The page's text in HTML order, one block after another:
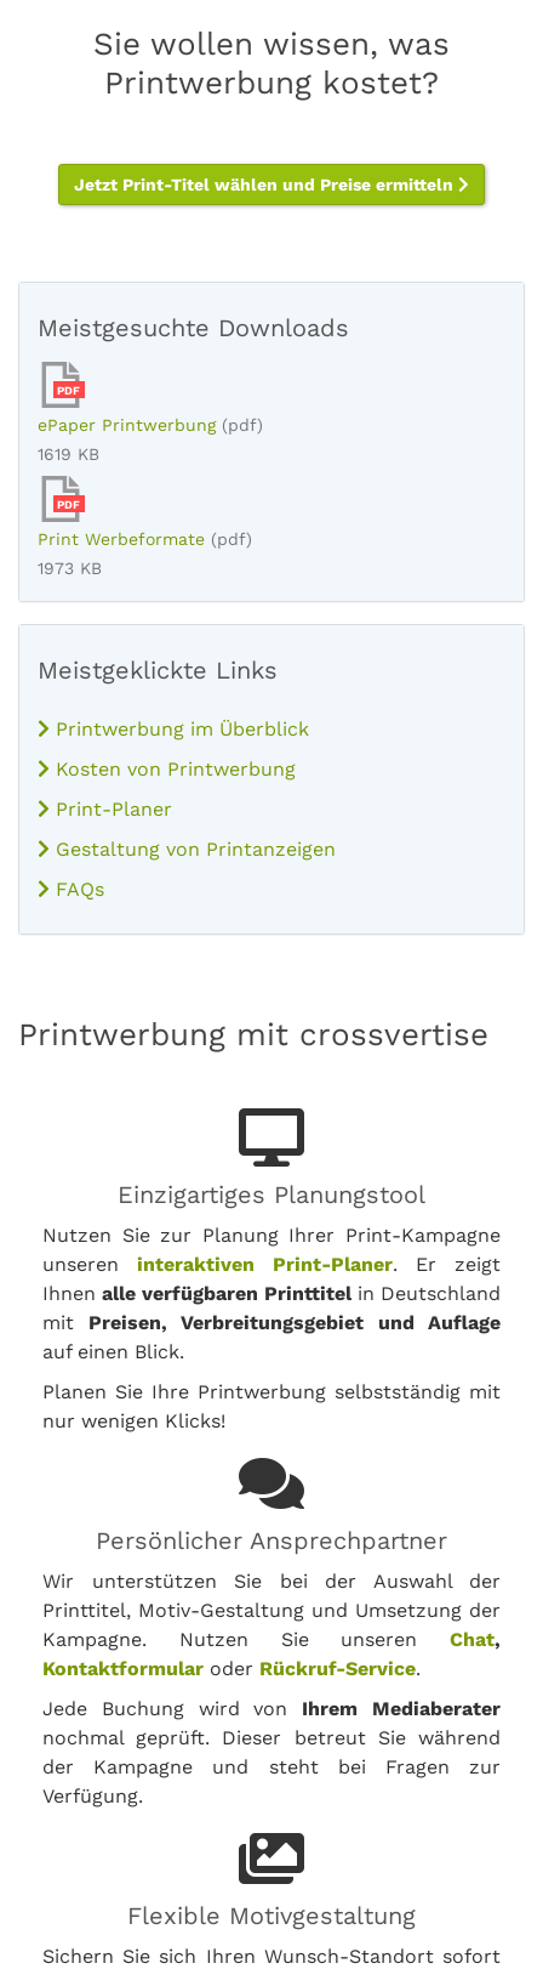
Sie wollen wissen, was
Printwerbung kostet?
Jetzt Print-Titel wählen und Preise ermitteln
Meistgesuchte Downloads
PDF
ePaper Printwerbung (pdf)
1619 KB
PDF
Print Werbeformate (pdf)
1973 KB
Meistgeklickte Links
Printwerbung im Überblick
Kosten von Printwerbung
Print-Planer
Gestaltung von Printanzeigen
FAQs
Printwerbung mit crossvertise
Einzigartiges Planungstool
Nutzen Sie zur Planung Ihrer Print-Kampagne
unseren interaktiven Print-Planer. Er zeigt
Ihnen alle verfügbaren Printtitelin Deutschland
mit Preisen, Verbreitungsgebiet und Auflage
auf einen Blick.
Planen Sie Ihre Printwerbung selbstständig mit
nur wenigen Klicks!
Persönlicher Ansprechpartner
Wir unterstützen Sie bei der Auswahl der
Printtitel, Motiv-Gestaltung und Umsetzung der
Kampagne. Nutzen Sie unseren Chat,
Kontaktformular oder Rückruf-Service.
Jede Buchung wird von Ihrem Mediaberater
nochmal geprüft. Dieser betreut Sie während
der Kampagne und steht bei Fragen zur
Verfügung.
Flexible Motivgestaltung
Sichern Sie sich Ihren Wunsch-Standort sofort